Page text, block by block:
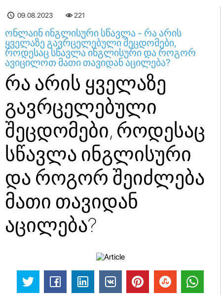
09.08.2023 221
ონლაინ ინგლისური სწავლა - რა არის
ყველაზე გავრცელებული შეცდომები,
როდესაც სწავლა ინგლისური და როგორ
ავიცილოთ მათი თავიდან აცილება?
რა არის ყველაზე
გავრცელებული
შეცდომები, როდესაც
სწავლა ინგლისური
და როგორ შეიძლება
მათი თავიდან
აცილება?